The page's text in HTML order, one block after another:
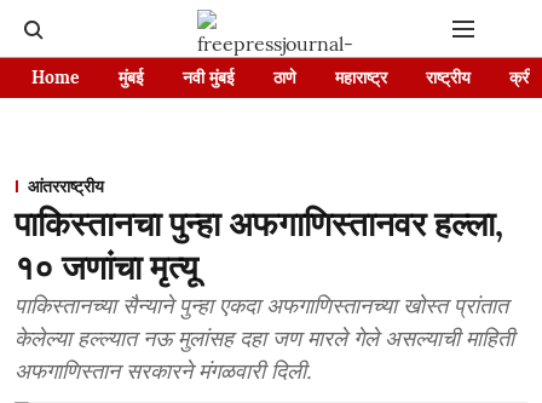
Home मुंबई नवी मुंबई ठाणे महाराष्ट्र राष्ट्रीय
आंतरराष्ट्रीय
पाकिस्तानचा पुन्हा अफगाणिस्तानवर हल्ला,
१० जणांचा मृत्यू
पाकिस्तानच्या सैन्याने पुन्हा एकदा अफगाणिस्तानच्या खोस्त प्रांतात
केलेल्या हल्ल्यात नऊ मुलांसह दहा जण मारले गेले असल्याची माहिती
अफगाणिस्तान सरकारने मंगळवारी दिली.